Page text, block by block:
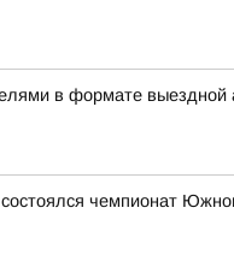
в формате выездной
чемпионат